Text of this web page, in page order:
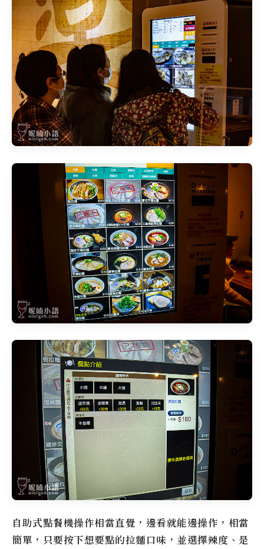
自助式點餐機操作相當直覺，邊看就能邊操作，相當
簡單，只要按下想要點的拉麵口味，並選擇辣度、是